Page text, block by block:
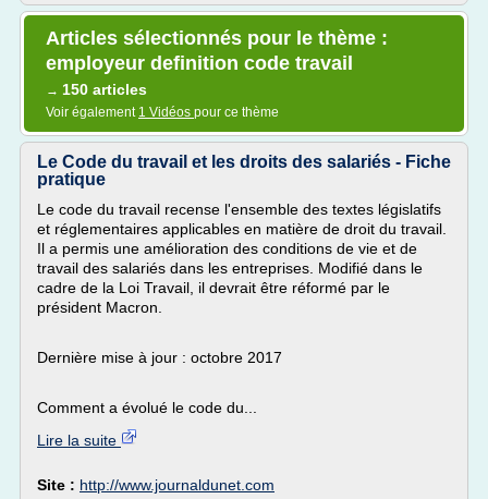
Articles sélectionnés pour le thème :
employeur definition code travail
→ 150 articles
Voir également 1 Vidéos pour ce thème
Le Code du travail et les droits des salariés - Fiche
pratique
Le code du travail recense l'ensemble des textes législatifs
et réglementaires applicables en matière de droit du travail.
Il a permis une amélioration des conditions de vie et de
travail des salariés dans les entreprises. Modifié dans le
cadre de la Loi Travail, il devrait être réformé par le
président Macron.
Dernière mise à jour : octobre 2017
Comment a évolué le code du...
Lire la suite
Site : http://www.journaldunet.com